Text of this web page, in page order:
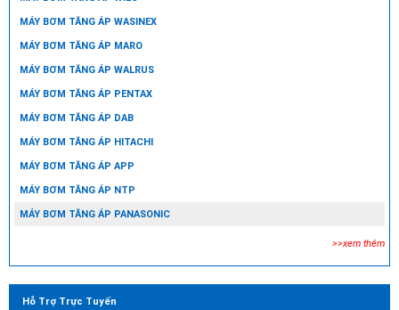
MÁY BƠM TĂNG ÁP WASINEX
MÁY BƠM TĂNG ÁP MARO
MÁY BƠM TĂNG ÁP WALRUS
MÁY BƠM TĂNG ÁP PENTAX
MÁY BƠM TĂNG ÁP DAB
MÁY BƠM TĂNG ÁP HITACHI
MÁY BƠM TĂNG ÁP APP
MÁY BƠM TĂNG ÁP NTP
MÁY BƠM TĂNG ÁP PANASONIC
>>xem thêm
Hỗ Trợ Trực Tuyến